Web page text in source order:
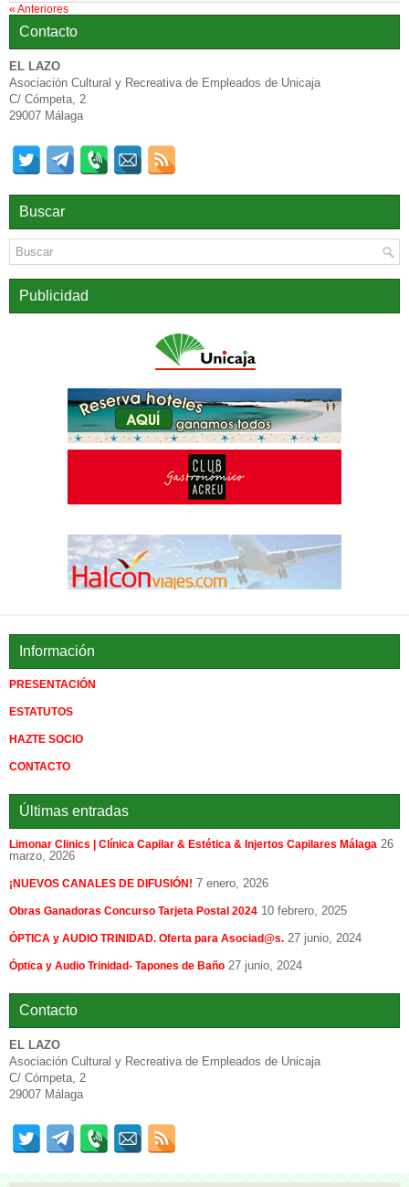
« Anteriores
Contacto
EL LAZO
Asociación Cultural y Recreativa de Empleados de Unicaja
C/ Cómpeta, 2
29007 Málaga
Buscar
Publicidad
Información
PRESENTACIÓN
ESTATUTOS
HAZTE SOCIO
CONTACTO
Últimas entradas
Limonar Clinics | Clínica Capilar & Estética & Injertos Capilares Málaga 26
marzo, 2026
¡NUEVOS CANALES DE DIFUSIÓN! 7 enero, 2026
Obras Ganadoras Concurso Tarjeta Postal 2024 10 febrero, 2025
ÓPTICA y AUDIO TRINIDAD. Oferta para Asociad@s. 27 junio, 2024
Óptica y Audio Trinidad- Tapones de Baño 27 junio, 2024
Contacto
EL LAZO
Asociación Cultural y Recreativa de Empleados de Unicaja
C/ Cómpeta, 2
29007 Málaga